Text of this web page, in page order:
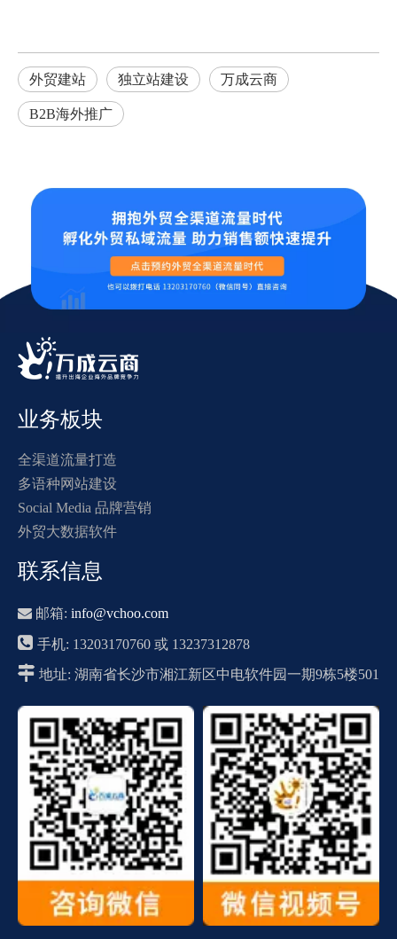
外贸建站 独立站建设 万成云商
B2B海外推广
业务板块
全渠道流量打造
多语种网站建设
Social Media 品牌营销
外贸大数据软件
联系信息
 邮箱: info@vchoo.com
 手机: 13203170760 或 13237312878
 地址: 湖南省长沙市湘江新区中电软件园一期9栋5楼501